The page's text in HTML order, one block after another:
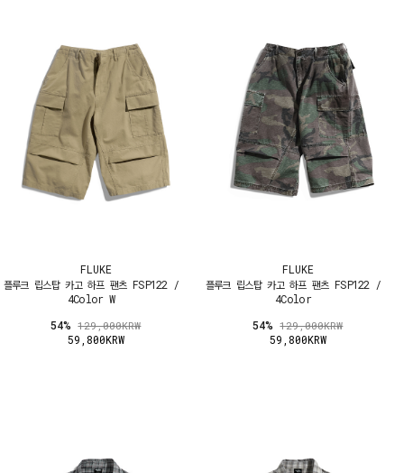
FLUKE
플루크 립스탑 카고 하프 팬츠 FSP122 /
4Color W
54%129,000KRW
59,800KRW
FLUKE
플루크 립스탑 카고 하프 팬츠 FSP122 /
4Color
54%129,000KRW
59,800KRW